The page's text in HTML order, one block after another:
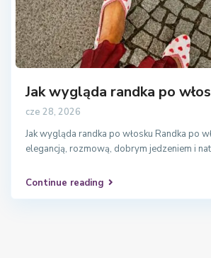
Jak wygląda randka po
cze 28, 2026
Jak wygląda randka po włosku Randka po
elegancją, rozmową, dobrym jedzeniem i
Continue reading